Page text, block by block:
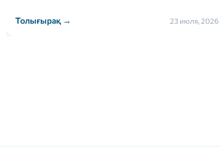
Толығырақ → 22 июля, 2026